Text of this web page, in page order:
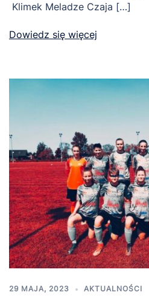
Klimek Meladze Czaja […]
Dowiedz się więcej
29 MAJA, 2023 AKTUALNOŚCI